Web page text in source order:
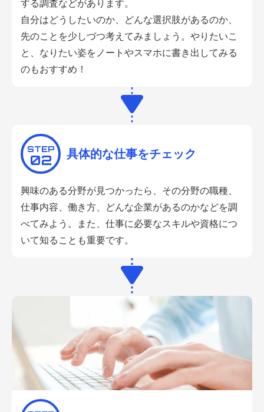
する調査などがあります。
自分はどうしたいのか、どんな選択肢があるのか、
先のことを少しづつ考えてみましょう。やりたいこ
と、なりたい姿をノートやスマホに書き出してみる
のもおすすめ！
STEP
02 具体的な仕事をチェック
興味のある分野が見つかったら、その分野の職種、
仕事内容、働き方、どんな企業があるのかなどを調
べてみよう。また、仕事に必要なスキルや資格につ
いて​知ることも重要です。